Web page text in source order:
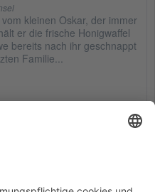
kleinen Oskar, der immer
er die frische Honigwaffel
bereits nach ihr geschnappt
Familie...